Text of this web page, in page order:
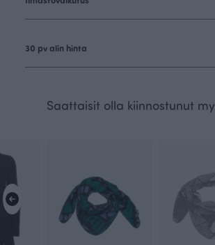
30 pv alin hinta
Saattaisit olla kiinnostunut